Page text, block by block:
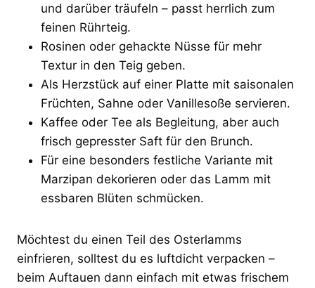
und darüber träufeln – passt herrlich zum
feinen Rührteig.
Rosinen oder gehackte Nüsse für mehr
Textur in den Teig geben.
Als Herzstück auf einer Platte mit saisonalen
Früchten, Sahne oder Vanillesoße servieren.
Kaffee oder Tee als Begleitung, aber auch
frisch gepresster Saft für den Brunch.
Für eine besonders festliche Variante mit
Marzipan dekorieren oder das Lamm mit
essbaren Blüten schmücken.
Möchtest du einen Teil des Osterlamms
einfrieren, solltest du es luftdicht verpacken –
beim Auftauen dann einfach mit etwas frischem